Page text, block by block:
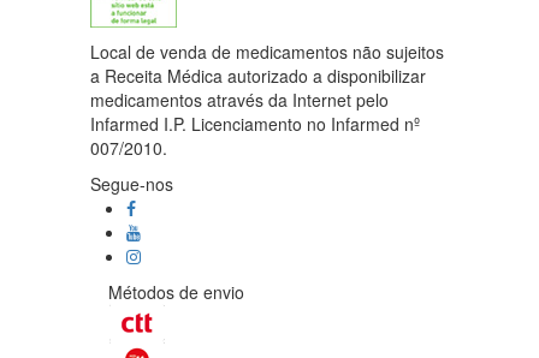
Local de venda de medicamentos não sujeitos
a Receita Médica autorizado a disponibilizar
medicamentos através da Internet pelo
Infarmed I.P. Licenciamento no Infarmed nº
007/2010.
Segue-nos
Métodos de envio